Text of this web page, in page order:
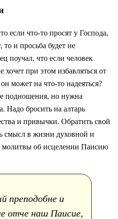
если что-то просят у Господа,
и просьба будет не
поучал, что если человек
при этом избавляться от
может на что-то надеяться?
подношения, но нужна
Надо бросить на алтарь
и привычки. Обратить свой
смысл в жизни духовной и
молитвы об исцелении Паисию
преподобне и
отче наш Паисие,